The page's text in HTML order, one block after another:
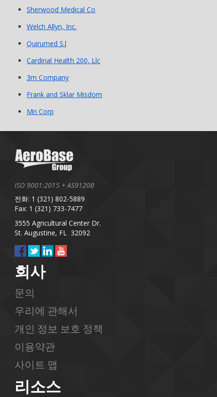
Sherwood Medical Co
Welch Allyn, Inc.
Quirumed S.l
Cardinal Health 200, Llc
3m Company
Frank and Sklar Misdom
Mri Corp
ISO 9001:2015 + AS9120B
전화: 1 (321) 802-5889
Fax: 1 (321) 733-7477
3555 Agricultural Center Dr.
St. Augustine, FL 32092
회사
문의
우리에 관해서
개인 정보 보호 정책
이용약관
사이트 맵
리소스